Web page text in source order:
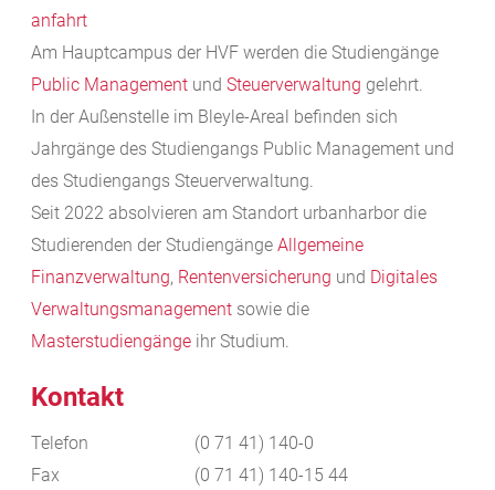
anfahrt
Am Hauptcampus der HVF werden die Studiengänge
Public Management und Steuerverwaltung gelehrt.
In der Außenstelle im Bleyle-Areal befinden sich
Jahrgänge des Studiengangs Public Management und
des Studiengangs Steuerverwaltung.
Seit 2022 absolvieren am Standort urbanharbor die
Studierenden der Studiengänge Allgemeine
Finanzverwaltung, Rentenversicherung und Digitales
Verwaltungsmanagement sowie die
Masterstudiengänge ihr Studium.
Kontakt
Telefon (0 71 41) 140-0
Fax
(0 71 41) 140-15 44